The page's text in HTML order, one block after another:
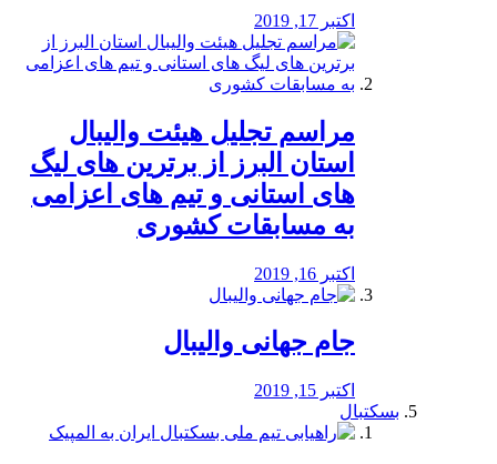
اکتبر 17, 2019
مراسم تجلیل هیئت والیبال
استان البرز از برترین های لیگ
های استانی و تیم های اعزامی
به مسابقات کشوری
اکتبر 16, 2019
جام جهانی والیبال
اکتبر 15, 2019
بسکتبال